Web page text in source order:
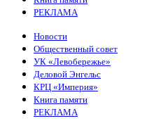
РЕКЛАМА
Новости
Общественный совет
УК «Левобережье»
Деловой Энгельс
КРЦ «Империя»
Книга памяти
РЕКЛАМА